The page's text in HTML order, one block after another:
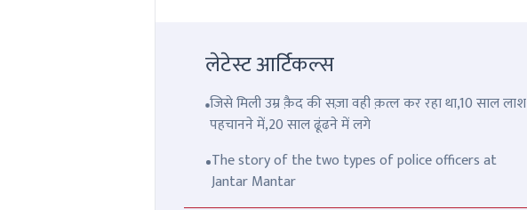
लेटेस्ट आर्टिकल्स
जिसे मिली उम्र क़ैद की सज़ा वही क़त्ल कर रहा था,10 साल लाश
पहचानने में,20 साल ढूंढने में लगे
The story of the two types of police officers at
Jantar Mantar